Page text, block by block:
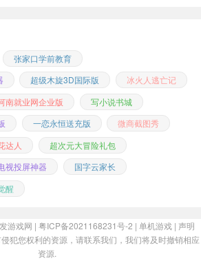
张家口学前教育
超级木旋3D国际版
冰火人逃亡记
南就业网企业版
写小说书城
一恋永恒送充版
微商截图秀
达人
超次元大冒险礼包
视投屏神器
国字云家长
醒
游戏网 | 粤ICP备2021168231号-2 | 单机游戏 | 声明
犯您权利的资源，请联系我们，我们将及时撤销相应
资源.